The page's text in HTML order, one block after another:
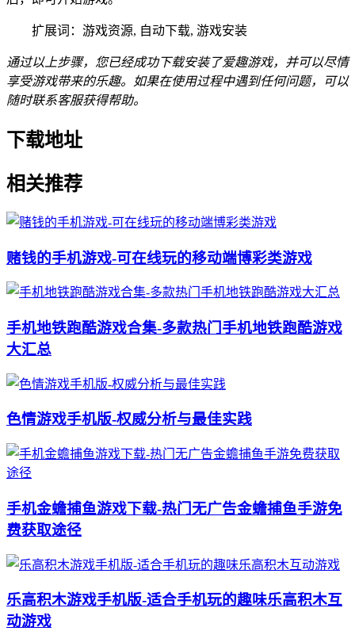
扩展词：游戏资源, 自动下载, 游戏安装
通过以上步骤，您已经成功下载安装了爱趣游戏，并可以尽情
享受游戏带来的乐趣。如果在使用过程中遇到任何问题，可以
随时联系客服获得帮助。
下载地址
相关推荐
赌钱的手机游戏-可在线玩的移动端博彩类游戏
手机地铁跑酷游戏合集-多款热门手机地铁跑酷游戏
大汇总
色情游戏手机版-权威分析与最佳实践
手机金蟾捕鱼游戏下载-热门无广告金蟾捕鱼手游免
费获取途径
乐高积木游戏手机版-适合手机玩的趣味乐高积木互
动游戏